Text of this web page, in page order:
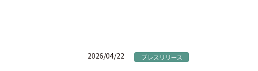
2026/04/22 プレスリリース